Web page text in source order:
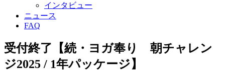
インタビュー
ニュース
FAQ
受付終了【続・ヨガ奉り 朝チャレン
ジ2025 / 1年パッケージ】